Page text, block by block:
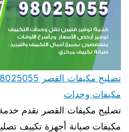
مكيفات وحدات
مكيفات صيانة أجهزة تكييف